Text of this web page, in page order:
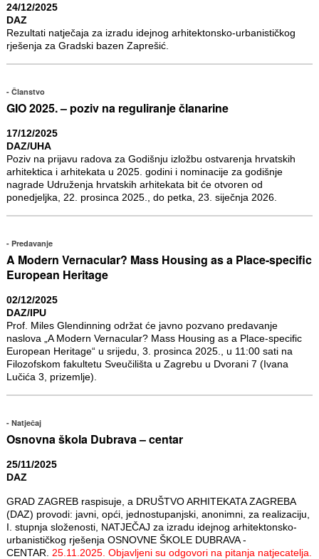
24/12/2025
DAZ
Rezultati natječaja za izradu idejnog arhitektonsko-urbanističkog
rješenja za Gradski bazen Zaprešić.
Članstvo
GIO 2025. – poziv na reguliranje članarine
17/12/2025
DAZ/UHA
Poziv na prijavu radova za Godišnju izložbu ostvarenja hrvatskih
arhitektica i arhitekata u 2025. godini i nominacije za godišnje
nagrade Udruženja hrvatskih arhitekata bit će otvoren od
ponedjeljka, 22. prosinca 2025., do petka, 23. siječnja 2026.
Predavanje
A Modern Vernacular? Mass Housing as a Place-specific
European Heritage
02/12/2025
DAZ/IPU
Prof. Miles Glendinning održat će javno pozvano predavanje
naslova „A Modern Vernacular? Mass Housing as a Place-specific
European Heritage“ u srijedu, 3. prosinca 2025., u 11:00 sati na
Filozofskom fakultetu Sveučilišta u Zagrebu u Dvorani 7 (Ivana
Lučića 3, prizemlje).
Natječaj
Osnovna škola Dubrava – centar
25/11/2025
DAZ
GRAD ZAGREB raspisuje, a DRUŠTVO ARHITEKATA ZAGREBA
(DAZ) provodi: javni, opći, jednostupanjski, anonimni, za realizaciju,
I. stupnja složenosti, NATJEČAJ za izradu idejnog arhitektonsko-
urbanističkog rješenja OSNOVNE ŠKOLE DUBRAVA -
CENTAR. 25.11.2025. Objavljeni su odgovori na pitanja natjecatelja.